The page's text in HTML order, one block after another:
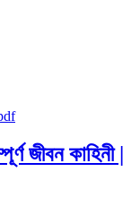
জীবন কাহিনী |